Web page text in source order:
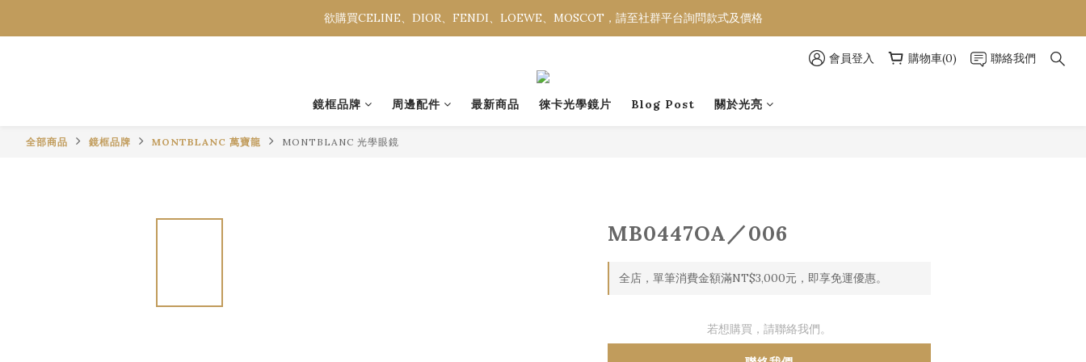
欲購買CELINE、DIOR、FENDI、LOEWE、MOSCOT，請至社群平台詢問款式及價格
欲購買CELINE、DIOR、FENDI、LOEWE、MOSCOT，請至社群平台詢問款式及價格
會員登入 購物車(0) 聯絡我們
鏡框品牌 周邊配件 最新商品 徠卡光學鏡片 Blog Post 關於光亮
全部商品 鏡框品牌 MONTBLANC 萬寶龍 MONTBLANC 光學眼鏡
MB0447OA／006
全店，單筆消費金額滿NT$3,000元，即享免運優惠。
若想購買，請聯絡我們。